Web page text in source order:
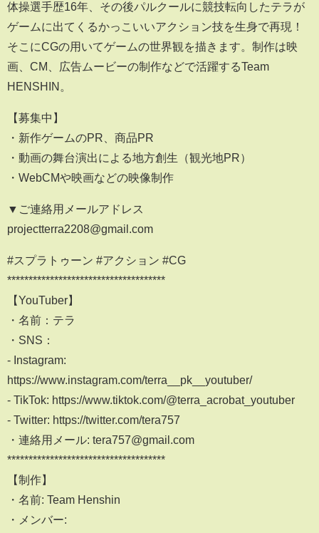
体操選手歴16年、その後パルクールに競技転向したテラが
ゲームに出てくるかっこいいアクション技を生身で再現！
そこにCGの用いてゲームの世界観を描きます。制作は映
画、CM、広告ムービーの制作などで活躍するTeam
HENSHIN。
【募集中】
・新作ゲームのPR、商品PR
・動画の舞台演出による地方創生（観光地PR）
・WebCMや映画などの映像制作
▼ご連絡用メールアドレス
projectterra2208@gmail.com
#スプラトゥーン #アクション #CG
*************************************
【YouTuber】
・名前：テラ
・SNS：
- Instagram:
https://www.instagram.com/terra__pk__youtuber/
- TikTok: https://www.tiktok.com/@terra_acrobat_youtuber
- Twitter: https://twitter.com/tera757
・連絡用メール: tera757@gmail.com
*************************************
【制作】
・名前: Team Henshin
・メンバー: